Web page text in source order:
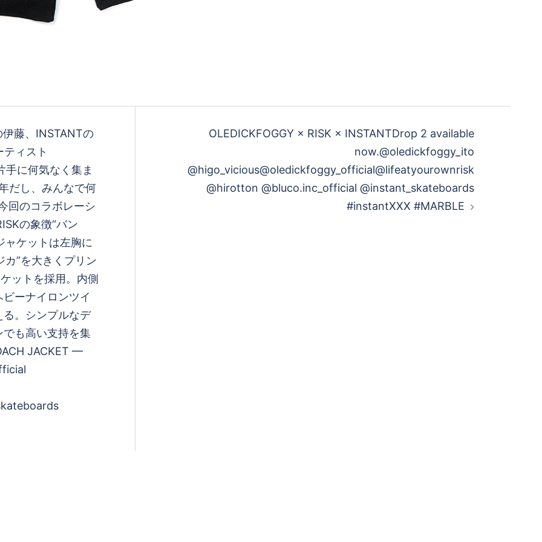
伊藤、INSTANTの
ィスト
手に何気なく集ま
だし、みんなで何
回のコラボレーシ
の象徴“バン
ャケットは左胸に
カ”を大きくプリン
ットを採用。内側
ーナイロンツイ
。シンプルなデ
も高い支持を集
JACKET —
OLEDICKFOGGY × RISK × INSTANTDrop 2 available
now.@oledickfoggy_ito
@higo_vicious@oledickfoggy_official@lifeatyourownrisk
@hirotton @bluco.inc_official @instant_skateboards
#instantXXX #MARBLE